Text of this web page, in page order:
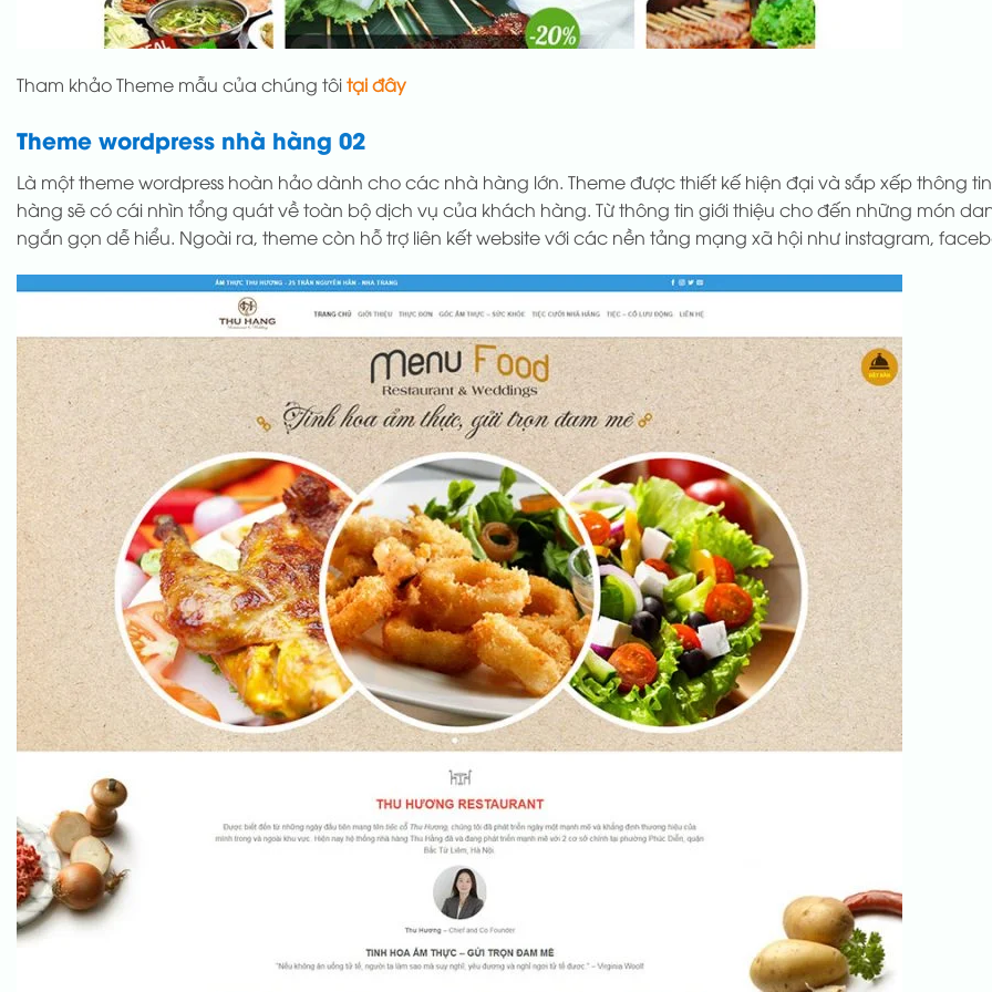
Tham khảo Theme mẫu của chúng tôitại đây
Theme wordpress nhà hàng 02
Là một theme wordpress hoàn hảo dành cho các nhà hàng lớn. Theme được thiết kế hiện đại và sắp xếp thông
hàng sẽ có cái nhìn tổng quát về toàn bộ dịch vụ của khách hàng. Từ thông tin giới thiệu cho đến những món
ngắn gọn dễ hiểu. Ngoài ra, theme còn hỗ trợ liên kết website với các nền tảng mạng xã hội như instagram,